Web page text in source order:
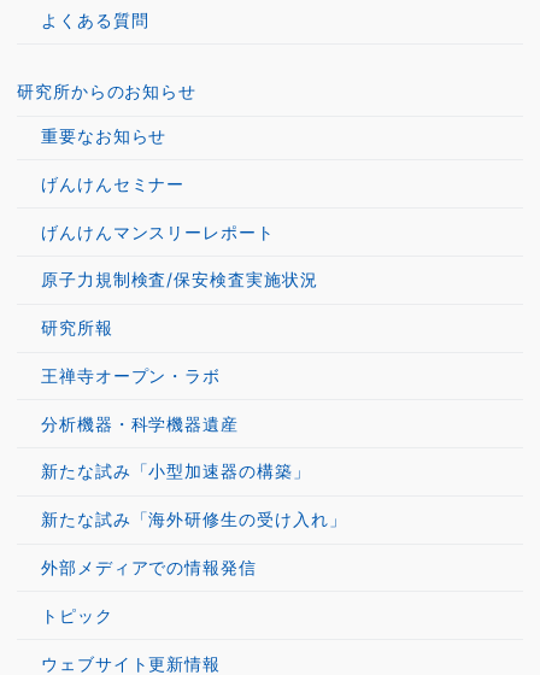
よくある質問
研究所からのお知らせ
重要なお知らせ
げんけんセミナー
げんけんマンスリーレポート
原子力規制検査/保安検査実施状況
研究所報
王禅寺オープン・ラボ
分析機器・科学機器遺産
新たな試み「小型加速器の構築」
新たな試み「海外研修生の受け入れ」
外部メディアでの情報発信
トピック
ウェブサイト更新情報